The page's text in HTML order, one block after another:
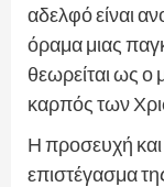
αδελφό είναι
όραμα μιας
θεωρείται ως
καρπός των
Η προσευχή και
επιστέγασμα